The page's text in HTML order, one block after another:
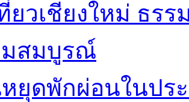
ยวเชียงใหม่ ธร
สมบูรณ์
ยุดพักผ่อนในประ